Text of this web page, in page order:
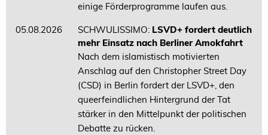
einige Förderprogramme laufen aus.
05.08.2026 SCHWULISSIMO: LSVD+ fordert deutlich
mehr Einsatz nach Berliner Amokfahrt
Nach dem islamistisch motivierten
Anschlag auf den Christopher Street Day
(CSD) in Berlin fordert der LSVD+, den
queerfeindlichen Hintergrund der Tat
stärker in den Mittelpunkt der politischen
Debatte zu rücken.